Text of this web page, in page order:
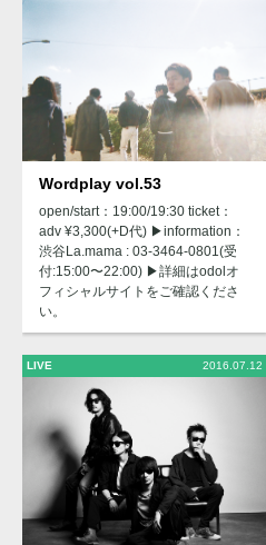
Wordplay vol.53
open/start：19:00/19:30 ticket：
adv ¥3,300(+D代) ▶︎information：
渋谷La.mama : 03-3464-0801(受
付:15:00〜22:00) ▶︎詳細はodolオ
フィシャルサイトをご確認くださ
い。
LIVE 2016.07.12